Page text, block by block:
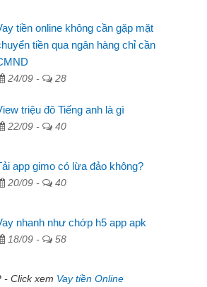
tiền online không cần gặp mặt
tiền qua ngân hàng chỉ cần
24/09 - 28
triệu đô Tiếng anh là gì
22/09 - 40
app gimo có lừa đảo không?
20/09 - 40
nhanh như chớp h5 app apk
18/09 - 58
- Click xem Vay tiền Online